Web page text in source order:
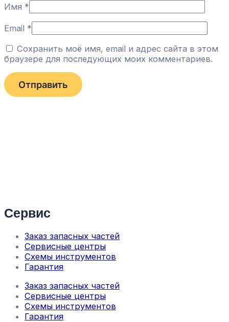
Имя *
Email *
Сохранить моё имя, email и адрес сайта в этом
браузере для последующих моих комментариев.
Сервис
Заказ запасных частей
Сервисные центры
Схемы инструментов
Гарантия
Заказ запасных частей
Сервисные центры
Схемы инструментов
Гарантия